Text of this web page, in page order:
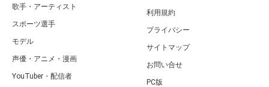
歌手・アーティスト
スポーツ選手
モデル
声優・アニメ・漫画
YouTuber・配信者
利用規約
プライバシー
サイトマップ
お問い合せ
PC版